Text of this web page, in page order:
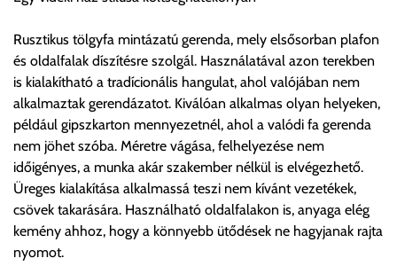
automatikusan nem ajánl fel szállítási költséget, úgy válassza
a 0.- forintos szállítást, kollégáink megvizsgálják a vásárolt
termék adatait, majd visszaigazolják a szállítás költségét.
Ingyenes szállítási lehetőség nincs!
Egyes termékek súlyát a program nem ismeri, rendelés esetén
a központ igazolja vissza. Amennyiben a költséget az Ön által
gondoltnál magasabb értékben igazoljuk vissza, úgy a
visszaigazolástól számított 24 órán belül a terméket
lemondhatja, vagy kérheti a személyes átvételre való
módosítását.
Rusztikus tölgyfa mintázatú gerenda, mely elsősorban plafon
és oldalfalak díszítésre szolgál. Használatával azon terekben
is kialakítható a tradícionális hangulat, ahol valójában nem
alkalmaztak gerendázatot. Kiválóan alkalmas olyan helyeken,
például gipszkarton mennyezetnél, ahol a valódi fa gerenda
nem jöhet szóba. Méretre vágása, felhelyezése nem
időigényes, a munka akár szakember nélkül is elvégezhető.
Üreges kialakítása alkalmassá teszi nem kívánt vezetékek,
csövek takarására. Használható oldalfalakon is, anyaga elég
kemény ahhoz, hogy a könnyebb ütődések ne hagyjanak rajta
nyomot.